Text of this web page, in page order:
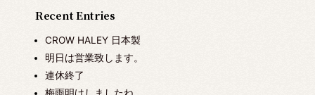
Recent Entries
CROW HALEY 日本製
明日は営業致します。
連休終了
梅雨明けしましたね。